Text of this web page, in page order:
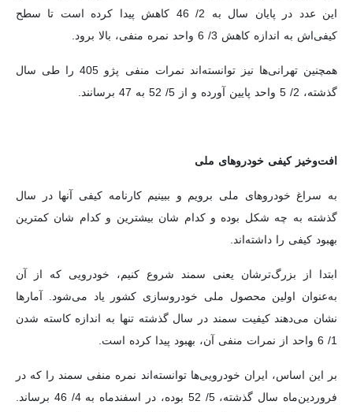
این عدد در پایان سال به 2/ 46 کاهش پیدا کرده است تا سطح
کیفی‌اش به اندازه کاهش 3/ 6 واحد نمره منفی، بالا برود.
همچنین تهرانی‌ها نیز توانسته‌اند نمرات منفی پژو 405 را طی سال
گذشته، 2/ 5 واحد پایین آورده و از 5/ 52 به 47 برسانند.
افت‌و‌خیز کیفی خودروهای ملی
به سراغ خودروهای ملی برویم و ببینیم کارنامه کیفی آنها در سال
گذشته به چه شکل بوده و کدام شان بیشترین و کدام شان کمترین
بهبود کیفی را داشته‌اند.
ابتدا از بزرگ‌ترشان یعنی سمند شروع کنیم، خودرویی که از آن
به‌عنوان اولین محصول ملی خودروسازی کشور یاد می‌شود. آمارها
نشان می‌دهند کیفیت سمند در سال گذشته تنها به اندازه کاسته شدن
1/ 6 واحد از نمرات منفی آن، بهبود پیدا کرده است.
بر این اساس، ایران خودرویی‌ها توانسته‌اند نمره منفی سمند را که در
فروردین‌ماه سال گذشته، 5/ 52 بوده، در اسفندماه به 4/ 46 برساند.